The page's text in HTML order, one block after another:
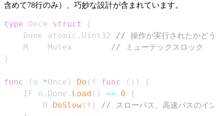
含めて78行のみ）、巧妙な設計が含まれています。
type Once struct
{
	Done atomic
. Uint32 // 操作が実行されたかどう
	M    Mutex
// ミューテックスロック
}
func ( o *Once ) Do ( f func ( ) )
{
	IF o
. Done . Load ( ) == 0
{
		O
. DoSlow( f )
// スローパス、高速パスのイン